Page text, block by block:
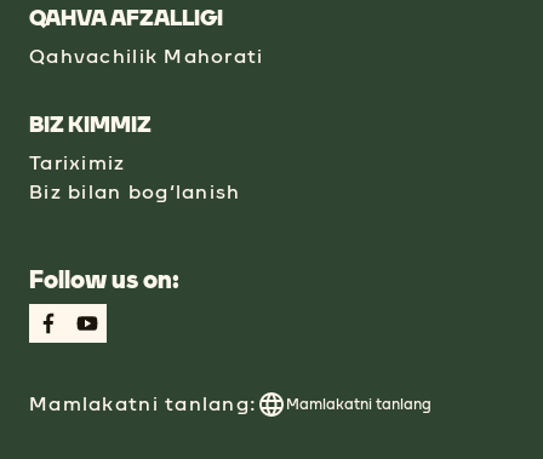
QAHVA AFZALLIGI
Qahvachilik Mahorati
BIZ KIMMIZ
Tariximiz
Biz bilan bog‘lanish
Follow us on:
Mamlakatni tanlang: Mamlakatni tanlang